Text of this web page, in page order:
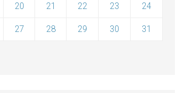
20 21 22 23 24
27 28 29 30 31